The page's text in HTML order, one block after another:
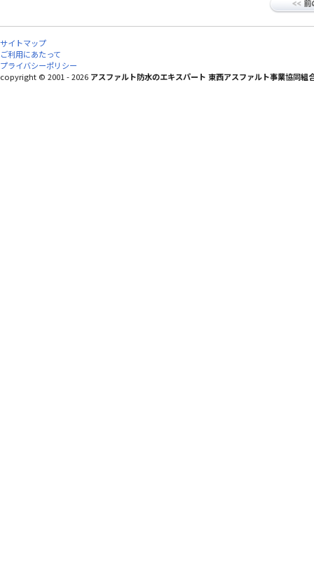
サイトマップ
ご利用にあたって
プライバシーポリシー
copyright © 2001 - 2026 アスファルト防水のエキスパート 東西アスファルト事業協同組